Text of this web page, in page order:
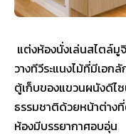
แต่งห้องนั่งเล่นสไตล์
วางทีวีระแนงไม้ที่มีเอ
ตู้เก็บของแขวนผนังดีไ
ธรรมชาติด้วยหน้าต่าง
ห้องมีบรรยากาศอบอุ่น